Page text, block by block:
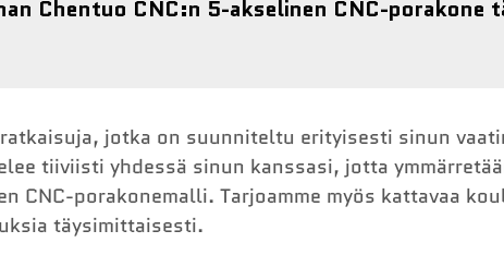
Chentuo CNC:n 5-akselinen CNC-porakone
jotka on suunniteltu erityisesti sinun
tiiviisti yhdessä sinun kanssasi, jotta
CNC-porakonemalli. Tarjoamme myös kattavaa
täysimittaisesti.